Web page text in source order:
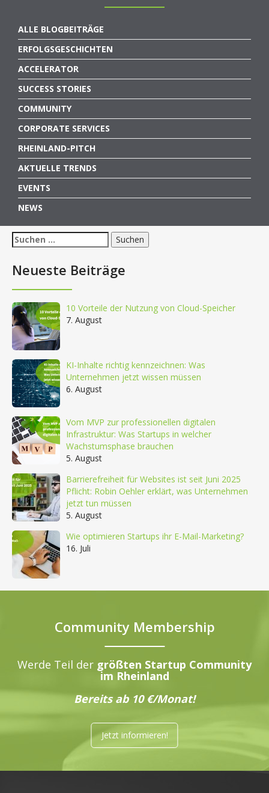
ALLE BLOGBEITRÄGE
ERFOLGSGESCHICHTEN
ACCELERATOR
SUCCESS STORIES
COMMUNITY
CORPORATE SERVICES
RHEINLAND-PITCH
AKTUELLE TRENDS
EVENTS
NEWS
Suchen
nach:
Neueste Beiträge
10 Vorteile der Nutzung von Cloud-Speicher
7. August
KI-Inhalte richtig kennzeichnen: Was
Unternehmen jetzt wissen müssen
6. August
Vom MVP zur professionellen digitalen
Infrastruktur: Was Startups in welcher
Wachstumsphase brauchen
5. August
Barrierefreiheit für Websites ist seit Juni 2025
Pflicht: Robin Oehler erklärt, was Unternehmen
jetzt tun müssen
5. August
Wie optimieren Startups ihr E-Mail-Marketing?
16. Juli
Community Membership
Werde Teil der größten Startup Community
im Rheinland
Bereits ab 10 €/Monat!
Jetzt informieren!